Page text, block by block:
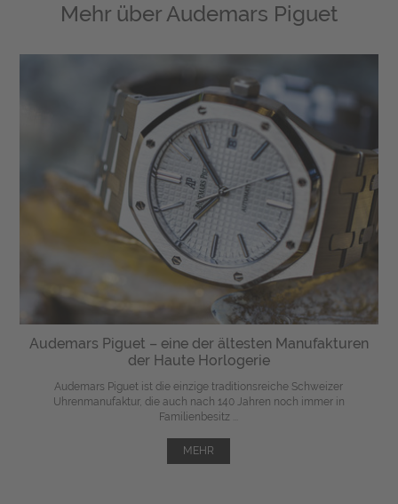
Mehr überAudemars Piguet
Audemars Piguet – eine der ältesten Manufakturen
der Haute Horlogerie
Audemars Piguet ist die einzige traditionsreiche Schweizer
Uhrenmanufaktur, die auch nach 140 Jahren noch immer in
Familienbesitz ...
MEHR